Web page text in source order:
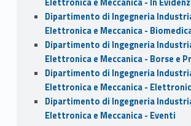
Dipartimento di Ingegneria
Elettronica e Meccanica -
Dipartimento di Ingegneria
Elettronica e Meccanica - Borse e
Dipartimento di Ingegneria
Elettronica e Meccanica -
Dipartimento di Ingegneria
Elettronica e Meccanica - Eventi